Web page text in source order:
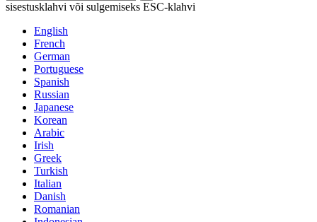
sisestusklahvi või sulgemiseks ESC-klahvi
English
French
German
Portuguese
Spanish
Russian
Japanese
Korean
Arabic
Irish
Greek
Turkish
Italian
Danish
Romanian